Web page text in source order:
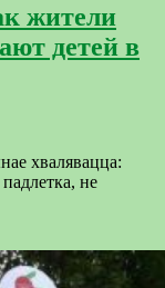
жители
детей в
хвалявацца:
не